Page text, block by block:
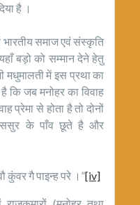
है ।
भारतीय समाज एवं संस्कृति
बड़ो को सम्मान देने हेतु
मधुमालती में इस प्रथा का
कि जब मनोहर का विवाह
प्रेमा से होता है तो दोनों
ससुर के पाँव छूते है और
गै पाइन्ह परे ।”[iv]